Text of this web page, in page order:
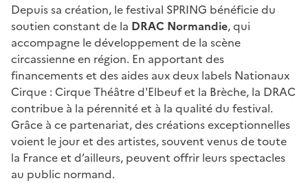
Depuis sa création, le festival SPRING bénéficie du
soutien constant de la DRAC Normandie, qui
accompagne le développement de la scène
circassienne en région. En apportant des
financements et des aides aux deux labels Nationaux
Cirque : Cirque Théâtre d'Elbeuf et la Brèche, la DRAC
contribue à la pérennité et à la qualité du festival.
Grâce à ce partenariat, des créations exceptionnelles
voient le jour et des artistes, souvent venus de toute
la France et d’ailleurs, peuvent offrir leurs spectacles
au public normand.